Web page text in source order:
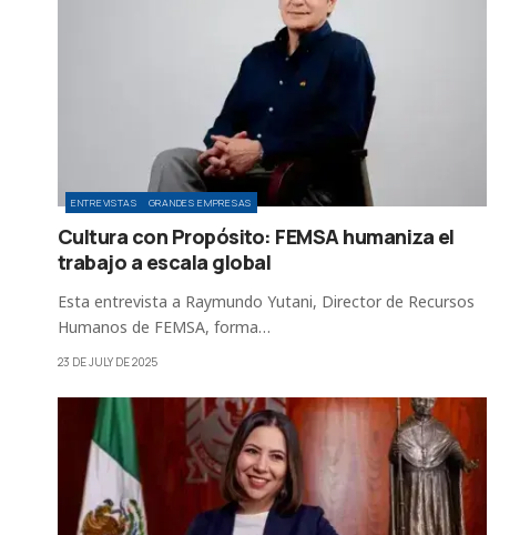
ENTREVISTAS GRANDES EMPRESAS
Cultura con Propósito: FEMSA humaniza el
trabajo a escala global
Esta entrevista a Raymundo Yutani, Director de Recursos
Humanos de FEMSA, forma…
23 DE JULY DE 2025